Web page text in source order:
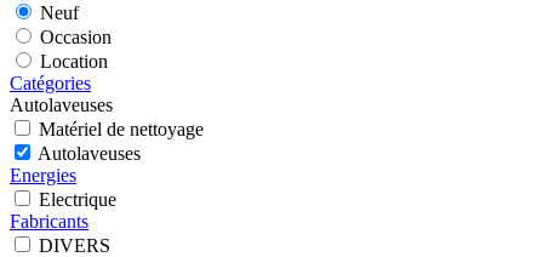
Neuf
Occasion
Location
Catégories
Autolaveuses
Matériel de nettoyage
Autolaveuses
Energies
Electrique
Fabricants
DIVERS